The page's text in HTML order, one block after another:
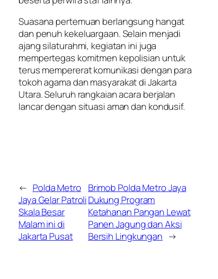
Suasana pertemuan berlangsung hangat
dan penuh kekeluargaan. Selain menjadi
ajang silaturahmi, kegiatan ini juga
mempertegas komitmen kepolisian untuk
terus mempererat komunikasi dengan para
tokoh agama dan masyarakat di Jakarta
Utara. Seluruh rangkaian acara berjalan
lancar dengan situasi aman dan kondusif.
← Polda Metro
Jaya Gelar Patroli
Skala Besar
Malam ini di
Jakarta Pusat
Brimob Polda Metro Jaya
Dukung Program
Ketahanan Pangan Lewat
Panen Jagung dan Aksi
Bersih Lingkungan →